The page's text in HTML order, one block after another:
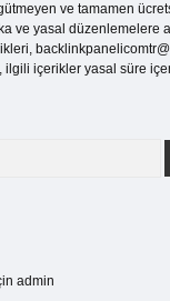
ve tamamen
ve yasal düzenlemelere
ilgili içerikler yasal süre
admin